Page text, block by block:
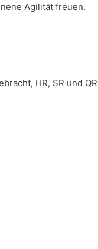
Agilität freuen.
HR, SR und QR